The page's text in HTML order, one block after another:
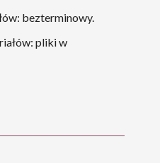
bezterminowy.
pliki w